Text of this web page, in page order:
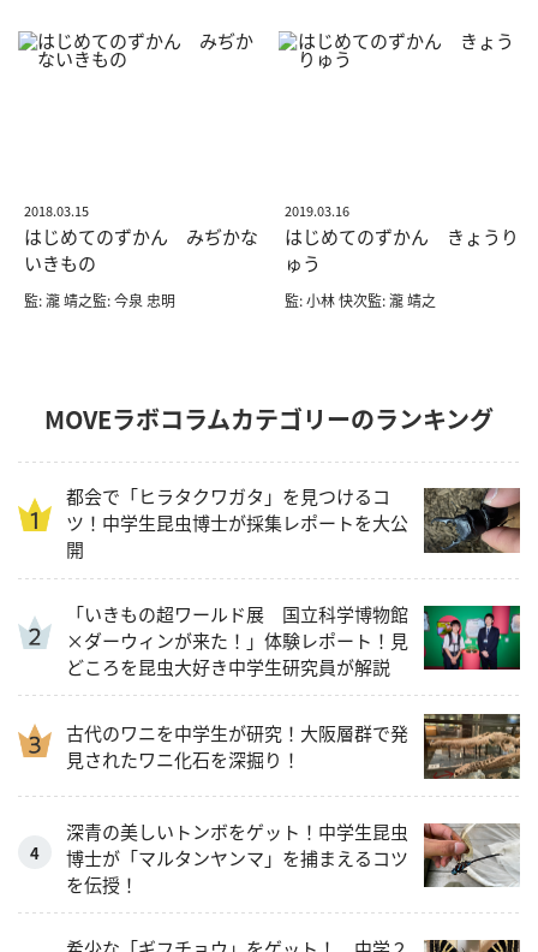
2018.03.15
はじめてのずかん みぢかな
いきもの
監: 瀧 靖之監: 今泉 忠明
2019.03.16
はじめてのずかん きょうり
ゅう
監: 小林 快次監: 瀧 靖之
MOVEラボコラムカテゴリーのランキング
都会で「ヒラタクワガタ」を見つけるコ
ツ！中学生昆虫博士が採集レポートを大公
開
「いきもの超ワールド展 国立科学博物館
×ダーウィンが来た！」体験レポート！見
どころを昆虫大好き中学生研究員が解説
古代のワニを中学生が研究！大阪層群で発
見されたワニ化石を深掘り！
深青の美しいトンボをゲット！中学生昆虫
博士が「マルタンヤンマ」を捕まえるコツ
を伝授！